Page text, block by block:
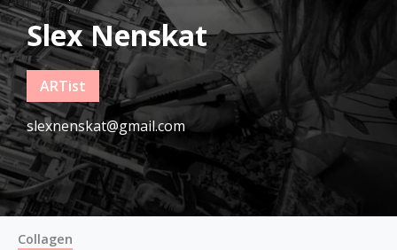
Slex Nenskat
ARTist
slexnenskat@gmail.com
Collagen